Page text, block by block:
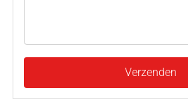
Verzenden